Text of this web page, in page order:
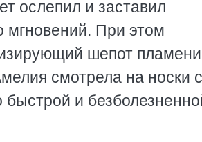
ослепил и заставил
мгновений. При этом
шепот
смотрела на носки
быстрой и